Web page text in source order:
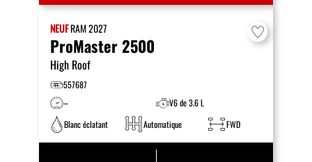
NEUFRAM2027
ProMaster 2500
High Roof
557687
–
V6 de 3.6 L
Blanc éclatant
Automatique FWD